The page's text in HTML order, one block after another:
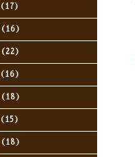
17）
16）
22）
16）
18）
15）
18）